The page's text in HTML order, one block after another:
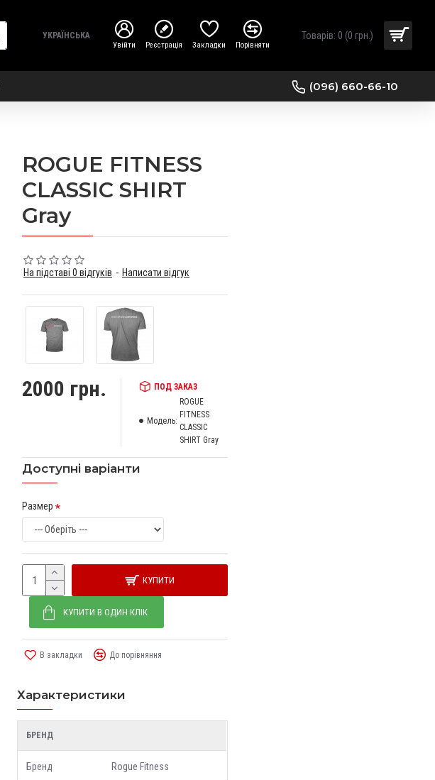
УКРАЇНСЬКА
Увійти Реєстрація Закладки Порівняти
Товарів: 0 (0 грн.)
(096) 660-66-10
ROGUE FITNESS
CLASSIC SHIRT
Gray
На підставі 0 відгуків - Написати відгук
2000 грн. ПОД ЗАКАЗ
Модель:
ROGUE
FITNESS
CLASSIC
SHIRT Gray
Доступні варіанти
Размер
КУПИТИ
КУПИТИ В ОДИН КЛІК
В закладки До порівняння
Характеристики
БРЕНД
Бренд Rogue Fitness